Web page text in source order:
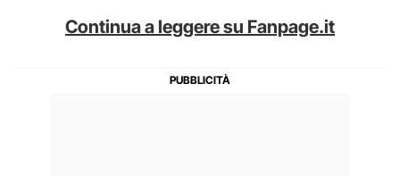
Continua a leggere su Fanpage.it